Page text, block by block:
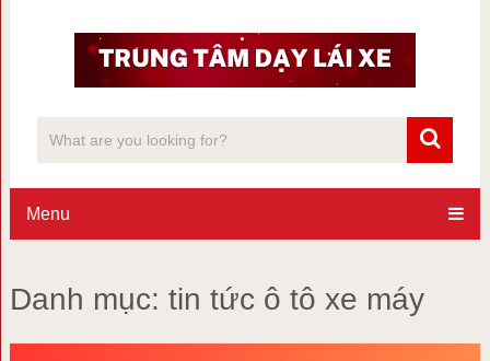
Menu
Danh mục: tin tức ô tô xe máy